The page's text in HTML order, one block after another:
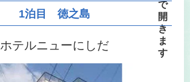
1泊目 徳之島
ホテルニューにしだ